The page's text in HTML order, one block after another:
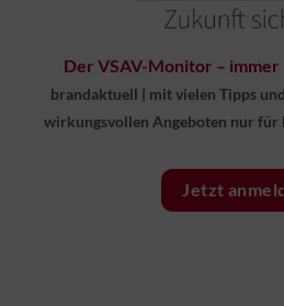
Der VSAV-Monitor –
brandaktuell | mit vielen Tipps
wirkungsvollen Angeboten nur
Jetzt